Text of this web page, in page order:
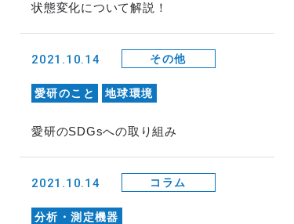
状態変化について解説！
2021.10.14 その他
愛研のこと 地球環境
愛研のSDGsへの取り組み
2021.10.14 コラム
分析・測定機器